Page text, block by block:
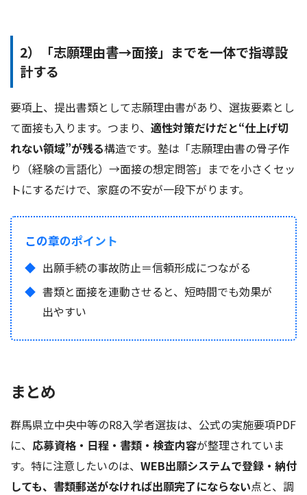
2）「志願理由書→面接」までを一体で指導設
計する
要項上、提出書類として志願理由書があり、選抜要素とし
て面接も入ります。つまり、 適性対策だけだと“仕上げ切
れない領域”が残る構造です。塾は「志願理由書の骨子作
り（経験の言語化）→面接の想定問答」までを小さくセッ
トにするだけで、家庭の不安が一段下がります。
この章のポイント
出願手続の事故防止＝信頼形成につながる
書類と面接を連動させると、短時間でも効果が
出やすい
まとめ
群馬県立中央中等のR8入学者選抜は、公式の実施要項PDF
に、 応募資格・日程・書類・検査内容が整理されていま
す。特に注意したいのは、 WEB出願システムで登録・納付
しても、書類郵送がなければ出願完了にならない点と、調